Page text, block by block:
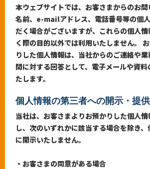
本ウェブサイトでは、お客さまからのお
名前、e-mailアドレス、電話番号等の個
だく場合がございますが、これらの個人
く際の目的以外では利用いたしません。
りした個人情報は、当社からのご連絡や
問に対する回答として、電子メールや資
たします。
個人情報の第三者への開示・提
当社は、お客さまよりお預かりした個人
し、次のいずれかに該当する場合を除き
に開示いたしません。
・お客さまの同意がある場合